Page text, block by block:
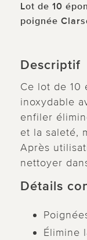
Lot de 10
poignée
Descriptif
Ce lot de 10
inoxydable
enfiler
et la saleté,
Après
nettoyer
Détails
Élimine